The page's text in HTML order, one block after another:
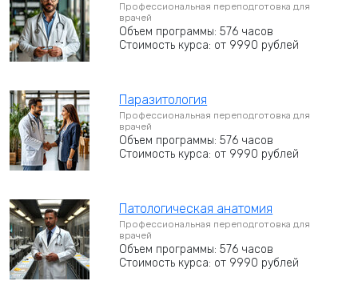
Профессиональная переподготовка для
врачей
Объем программы: 576 часов
Стоимость курса: от 9990 рублей
Паразитология
Профессиональная переподготовка для
врачей
Объем программы: 576 часов
Стоимость курса: от 9990 рублей
Патологическая анатомия
Профессиональная переподготовка для
врачей
Объем программы: 576 часов
Стоимость курса: от 9990 рублей